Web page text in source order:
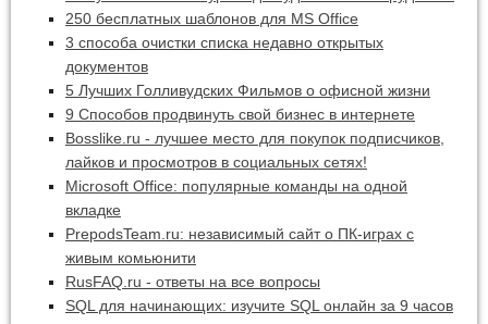
250 бесплатных шаблонов для MS Office
3 способа очистки списка недавно открытых
документов
5 Лучших Голливудских Фильмов о офисной жизни
9 Способов продвинуть свой бизнес в интернете
Bosslike.ru - лучшее место для покупок подписчиков,
лайков и просмотров в социальных сетях!
Microsoft Office: популярные команды на одной
вкладке
PrepodsTeam.ru: независимый сайт о ПК-играх с
живым комьюнити
RusFAQ.ru - ответы на все вопросы
SQL для начинающих: изучите SQL онлайн за 9 часов